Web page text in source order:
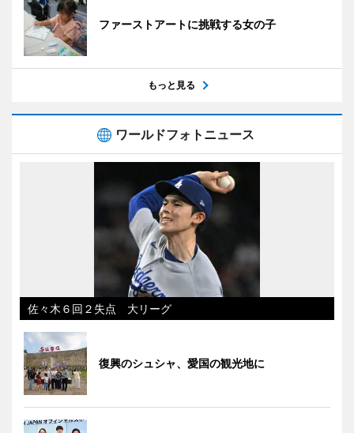
ファーストアートに挑戦する女の子
もっと見る
ワールドフォトニュース
佐々木６回２失点 大リーグ
復興のシュシャ、愛国の観光地に